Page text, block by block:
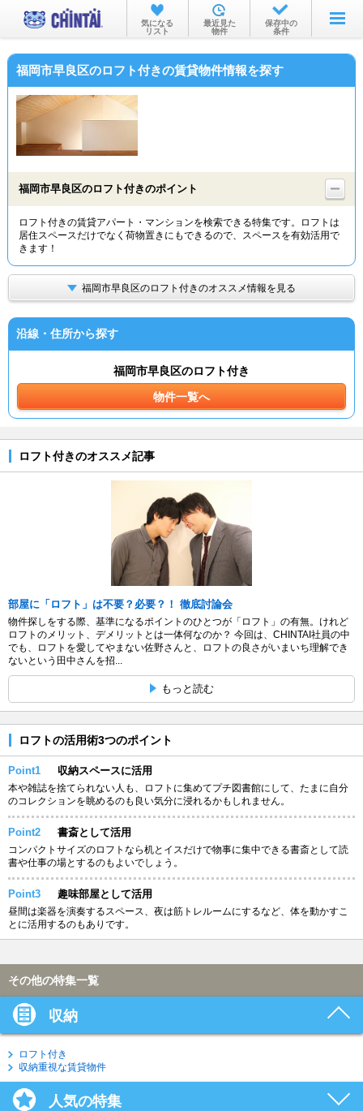
お部屋を探す
沿線・駅から
物件特集から
TOP
気になる
リスト
最近見た
物件
保存中の
条件
福岡市早良区のロフト付きの賃貸物件情報を探す
福岡市早良区のロフト付きのポイント
ロフト付きの賃貸アパート・マンションを検索できる特集です。ロフトは
居住スペースだけでなく荷物置きにもできるので、スペースを有効活用で
きます！
福岡市早良区のロフト付きのオススメ情報を見る
沿線・住所から探す
福岡市早良区のロフト付き
物件一覧へ
ロフト付きのオススメ記事
部屋に「ロフト」は不要？必要？！ 徹底討論会
物件探しをする際、基準になるポイントのひとつが「ロフト」の有無。けれど
ロフトのメリット、デメリットとは一体何なのか？ 今回は、CHINTAI社員の中
でも、ロフトを愛してやまない佐野さんと、ロフトの良さがいまいち理解でき
ないという田中さんを招...
もっと読む
ロフトの活用術3つのポイント
Point1 収納スペースに活用
本や雑誌を捨てられない人も、ロフトに集めてプチ図書館にして、たまに自分
のコレクションを眺めるのも良い気分に浸れるかもしれません。
Point2 書斎として活用
コンパクトサイズのロフトなら机とイスだけで物事に集中できる書斎として読
書や仕事の場とするのもよいでしょう。
Point3 趣味部屋として活用
昼間は楽器を演奏するスペース、夜は筋トレルームにするなど、体を動かすこ
とに活用するのもありです。
その他の特集一覧
収納
ロフト付き
収納重視な賃貸物件
人気の特集